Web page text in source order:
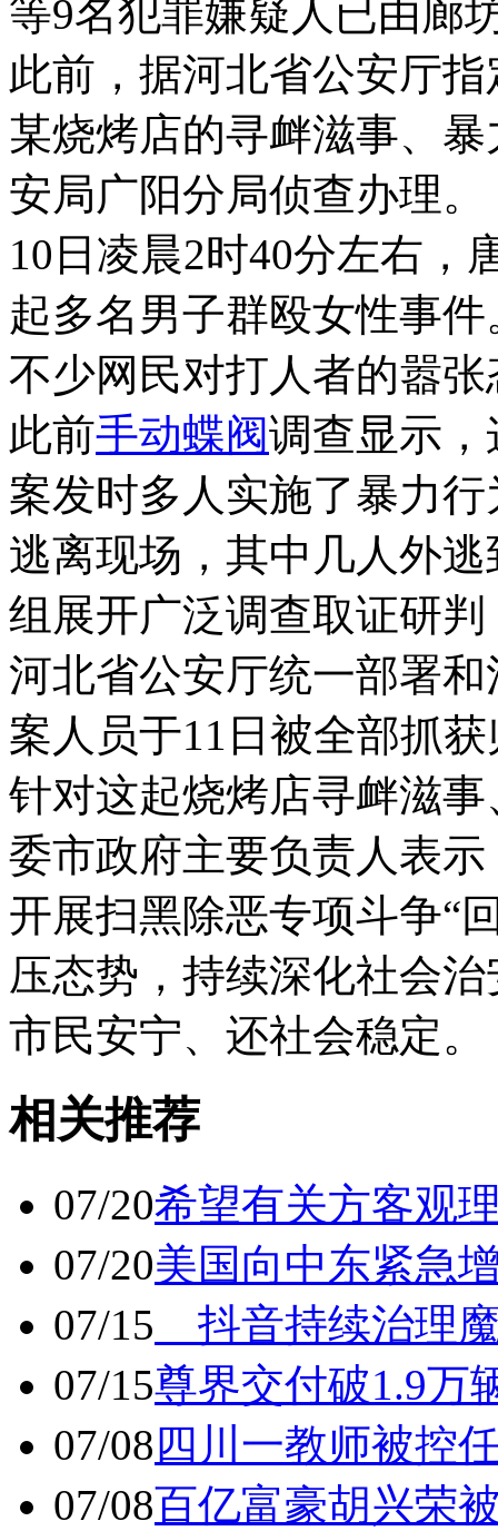
等9名犯罪嫌疑人已由廊
此前，据河北省公安厅
某烧烤店的寻衅滋事、
安局广阳分局侦查办理。
10日凌晨2时40分左右，
起多名男子群殴女性事
不少网民对打人者的嚣
此前手动蝶阀调查显示
案发时多人实施了暴力
逃离现场，其中几人外
组展开广泛调查取证研
河北省公安厅统一部署
案人员于11日被全部抓
针对这起烧烤店寻衅滋
委市政府主要负责人表
开展扫黑除恶专项斗争“
压态势，持续深化社会
市民安宁、还社会稳定。
相关推荐
07/20希望有关方客观
07/20美国向中东紧急
07/15 抖音持续治理
07/15尊界交付破1.9万
07/08 四川一教师被控
07/08百亿富豪胡兴荣